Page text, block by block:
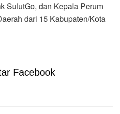
SulutGo, dan Kepala Perum
dari 15 Kabupaten/Kota
Facebook